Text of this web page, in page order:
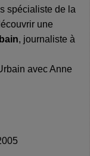
spécialiste de la
une
, journaliste à
avec Anne